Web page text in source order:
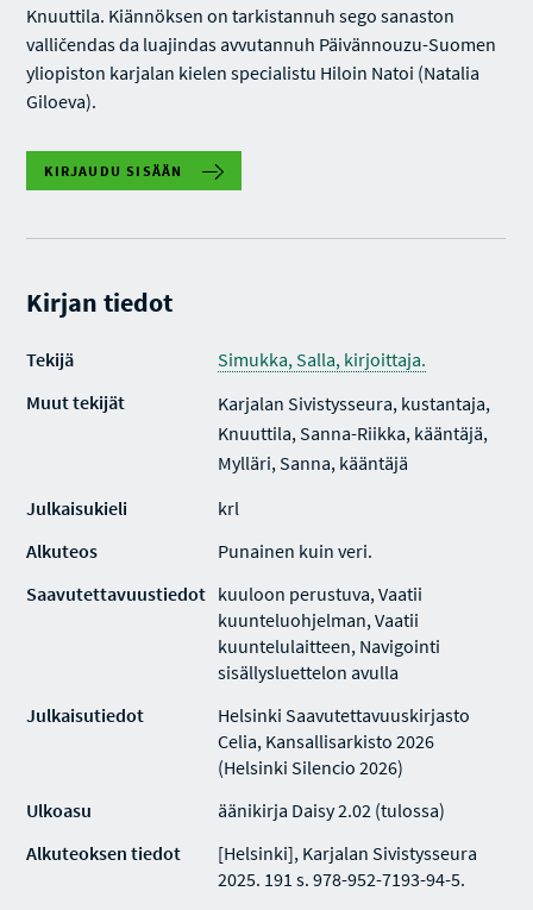
Knuuttila. Kiännöksen on tarkistannuh sego sanaston
valličendas da luajindas avvutannuh Päivännouzu-Suomen
yliopiston karjalan kielen specialistu Hiloin Natoi (Natalia
Giloeva).
KIRJAUDU SISÄÄN
Kirjan tiedot
Tekijä
Simukka, Salla, kirjoittaja.
Muut tekijät
Karjalan Sivistysseura, kustantaja,
Knuuttila, Sanna-Riikka, kääntäjä,
Mylläri, Sanna, kääntäjä
Julkaisukieli
krl
Alkuteos
Punainen kuin veri.
Saavutettavuustiedot kuuloon perustuva, Vaatii
kuunteluohjelman, Vaatii
kuuntelulaitteen, Navigointi
sisällysluettelon avulla
Julkaisutiedot
Helsinki Saavutettavuuskirjasto
Celia, Kansallisarkisto 2026
(Helsinki Silencio 2026)
Ulkoasu
äänikirja Daisy 2.02 (tulossa)
Alkuteoksen tiedot
[Helsinki], Karjalan Sivistysseura
2025. 191 s. 978-952-7193-94-5.